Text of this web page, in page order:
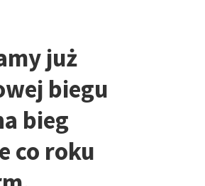
już
biegu
bieg
co roku